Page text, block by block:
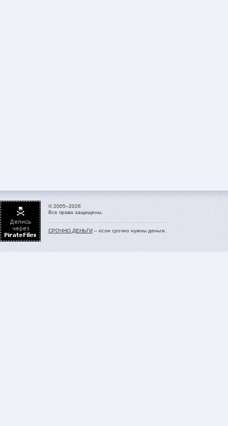
© 2005–2026
Все права защищены.
СРОЧНО.ДЕНЬГИ – если срочно нужны деньги.